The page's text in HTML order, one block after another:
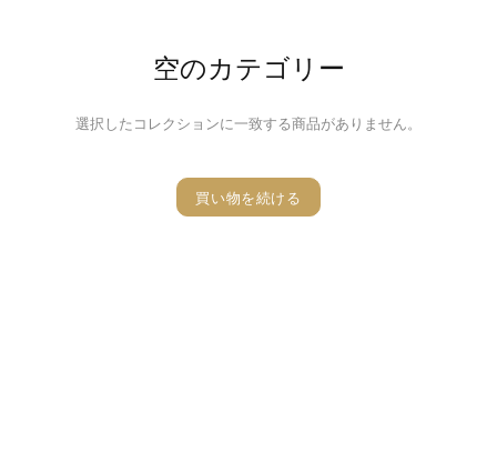
空のカテゴリー
選択したコレクションに一致する商品がありません。
買い物を続ける